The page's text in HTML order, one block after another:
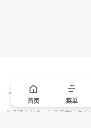
首页 菜单
价值源于分享，让我们共同进步！